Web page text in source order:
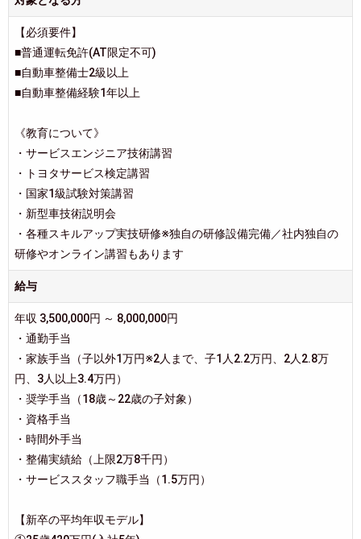
【必須要件】
■普通運転免許(AT限定不可)
■自動車整備士2級以上
■自動車整備経験1年以上
《教育について》
・サービスエンジニア技術講習
・トヨタサービス検定講習
・国家1級試験対策講習
・新型車技術説明会
・各種スキルアップ実技研修※独自の研修設備完備／社内独自の
研修やオンライン講習もあります
給与
年収 3,500,000円 ～ 8,000,000円
・通勤手当
・家族手当（子以外1万円※2人まで、子1人2.2万円、2人2.8万
円、3人以上3.4万円）
・奨学手当（18歳～22歳の子対象）
・資格手当
・時間外手当
・整備実績給（上限2万8千円）
・サービススタッフ職手当（1.5万円）
【新卒の平均年収モデル】